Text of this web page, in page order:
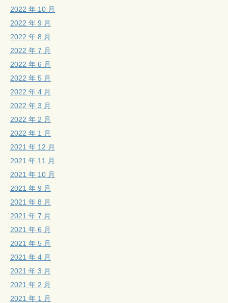
2022 年 10 月
2022 年 9 月
2022 年 8 月
2022 年 7 月
2022 年 6 月
2022 年 5 月
2022 年 4 月
2022 年 3 月
2022 年 2 月
2022 年 1 月
2021 年 12 月
2021 年 11 月
2021 年 10 月
2021 年 9 月
2021 年 8 月
2021 年 7 月
2021 年 6 月
2021 年 5 月
2021 年 4 月
2021 年 3 月
2021 年 2 月
2021 年 1 月